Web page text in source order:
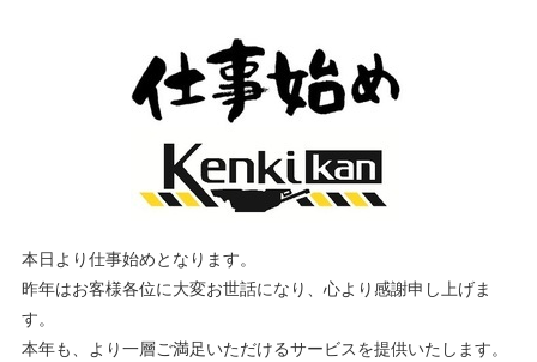
本日より仕事始めとなります。
昨年はお客様各位に大変お世話になり、心より感謝申し上げま
す。
本年も、より一層ご満足いただけるサービスを提供いたします。